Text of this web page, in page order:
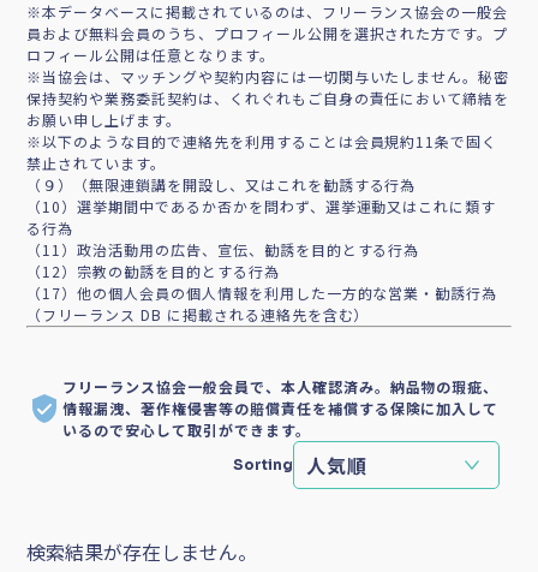
※本データベースに掲載されているのは、フリーランス協会の一般会
員および無料会員のうち、プロフィール公開を選択された方です。プ
ロフィール公開は任意となります。
※当協会は、マッチングや契約内容には一切関与いたしません。秘密
保持契約や業務委託契約は、くれぐれもご自身の責任において締結を
お願い申し上げます。
※以下のような目的で連絡先を利用することは会員規約11条で固く
禁止されています。
（９）（無限連鎖講を開設し、又はこれを勧誘する行為
（10）選挙期間中であるか否かを問わず、選挙運動又はこれに類す
る行為
（11）政治活動用の広告、宣伝、勧誘を目的とする行為
（12）宗教の勧誘を目的とする行為
（17）他の個人会員の個人情報を利用した一方的な営業・勧誘行為
（フリーランス DB に掲載される連絡先を含む）
フリーランス協会一般会員で、本人確認済み。納品物の瑕疵、
情報漏洩、著作権侵害等の賠償責任を補償する保険に加入して
いるので安心して取引ができます。
Sorting
検索結果が存在しません。